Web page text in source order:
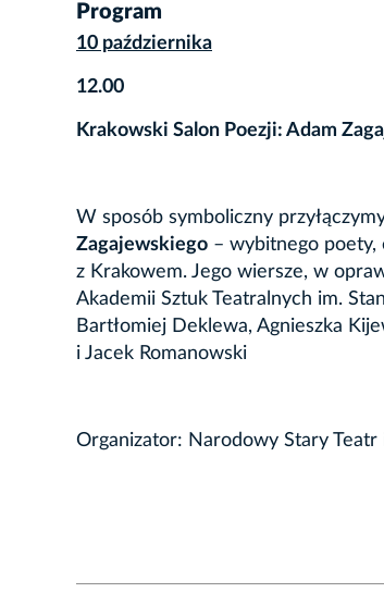
Program
10 października
12.00
Krakowski Salon Poezji: Adam
W sposób symboliczny
Zagajewskiego – wybitnego poety,
z Krakowem. Jego wiersze, w
Akademii Sztuk Teatralnych im.
Bartłomiej Deklewa, Agnieszka
i Jacek Romanowski
Organizator: Narodowy Stary